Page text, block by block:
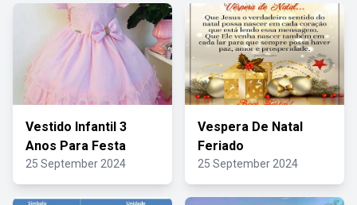
Vestido Infantil 3
Anos Para Festa
25 September 2024
Vespera De Natal
Feriado
25 September 2024